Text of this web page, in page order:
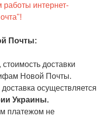
работы интернет-
Почты:
стоимость доставки
Новой Почты.
доставка осуществляется
Украины.
платежом не